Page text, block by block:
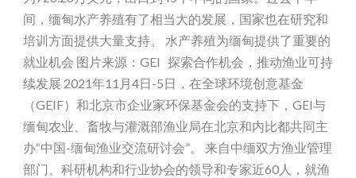
间，缅甸水产养殖有了相当大的发展，国家也在研究和
培训方面提供大量支持。 水产养殖为缅甸提供了重要的
就业机会 图片来源：GEI 探索合作机会，推动渔业可持
续发展 2021年11月4日-5日，在全球环境创意基金
（GEIF）和北京市企业家环保基金会的支持下，GEI与
缅甸农业、畜牧与灌溉部渔业局在北京和内比都共同主
办“中国-缅甸渔业交流研讨会”。 来自中缅双方渔业管理
部门、科研机构和行业协会的领导和专家近60人，就渔